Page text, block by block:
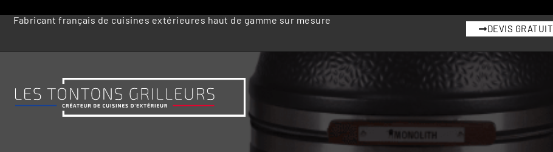
Fabricant français de cuisines extérieures haut de gamme sur mesure
DEVIS GRATUIT